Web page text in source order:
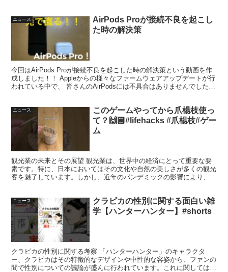
ニュース
AirPods Proが接続不良を起こし
た時の解決策
今回はAirPods Proが接続不良を起こした時の解決策という動画を作
成しました！！ Appleからの様々なファームウェアアップデートが行
われている中で、 皆さんのAirPodsには不具合はありませんでした
ニュース
このゲームやってから爪楊枝使っ
て？🙌🏼#lifehacks #爪楊枝#ゲー
ム
観光業の未来とその展望 観光業は、世界中の経済にとって重要な要
素です。特に、日本においてはその文化や自然の美しさが多くの観光
客を魅了しています。しかし、近年のパンデミックの影響により、観
ニュース
クラピカの性別に関する面白い雑
学【ハンターハンター】#shorts
クラピカの性別に関する考察 「ハンターハンター」のキャラクタ
ー、クラピカはその特徴的なデザインや中性的な容姿から、ファンの
間で性別についての議論が盛んに行われています。これに関してはさ